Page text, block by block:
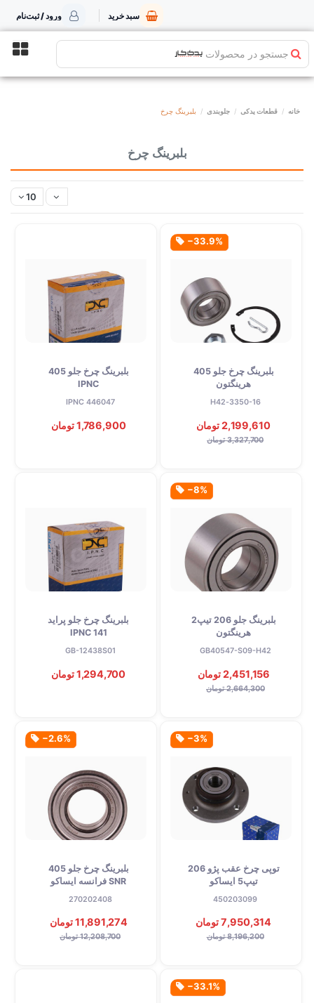
سبد خرید ورود / ثبت‌نام
جستجو در محصولات
خانه قطعات یدکی جلوبندی بلبرینگ چرخ
بلبرینگ چرخ
10
‎−33.9%
بلبرینگ چرخ جلو 405
هرینگتون
3350-16-H42
2,199,610 تومان
3,327,700 تومان
بلبرینگ چرخ جلو 405
IPNC
IPNC 446047
1,786,900 تومان
‎−8%
بلبرینگ جلو 206 تیپ2
هرینگتون
GB40547-S09-H42
2,451,156 تومان
2,664,300 تومان
بلبرینگ چرخ جلو پراید
141 IPNC
GB-12438S01
1,294,700 تومان
‎−3%
توپی چرخ عقب پژو 206
تیپ5 ایساکو
450203099
7,950,314 تومان
8,196,200 تومان
‎−2.6%
بلبرینگ چرخ جلو 405
SNR فرانسه ایساکو
270202408
11,891,274 تومان
12,208,700 تومان
‎−33.1%